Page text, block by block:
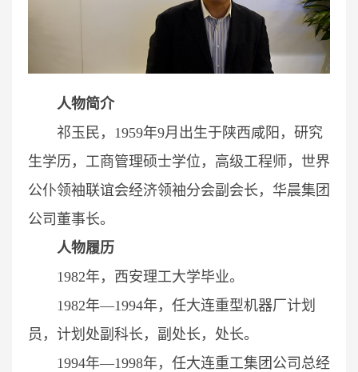
人物简介
祁玉民，1959年9月出生于陕西咸阳，研究
生学历，工商管理硕士学位，高级工程师，世界
公仆领袖联谊会经济领袖分会副会长，华晨集团
公司董事长。
人物履历
1982年，西安理工大学毕业。
1982年—1994年，任大连重型机器厂计划
员，计划处副科长，副处长，处长。
1994年—1998年，任大连重工集团公司总经